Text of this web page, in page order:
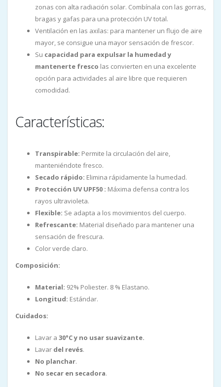
zonas con alta radiación solar. Combínala con las gorras,
bragas y gafas para una protección UV total.
Ventilación en las axilas: para mantener un flujo de aire
mayor, se consigue una mayor sensación de frescor.
Su capacidad para expulsar la humedad y
mantenerte fresco las convierten en una excelente
opción para actividades al aire libre que requieren
comodidad.
Características:
Transpirable: Permite la circulación del aire,
manteniéndote fresco.
Secado rápido: Elimina rápidamente la humedad.
Protección UV UPF50 : Máxima defensa contra los
rayos ultravioleta.
Flexible: Se adapta a los movimientos del cuerpo.
Refrescante: Material diseñado para mantener una
sensación de frescura.
Color verde claro.
Composición:
Material: 92% Poliester. 8 % Elastano.
Longitud: Estándar.
Cuidados:
Lavar a 30°C y no usar suavizante.
Lavar del revés.
No planchar.
No secar en secadora.